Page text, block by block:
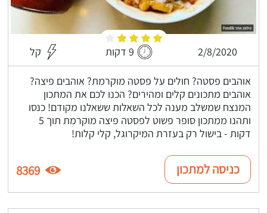
2/8/2020 9 דקות קל
אוהבים פסטה? חולים על פסטה מוקרמת? אוהבים פיצה?
אוהבים מתכונים קלים ומהירים? הכנו לכם את המתכון
המנצח שמשלב מענה לכל השאלות ששאלנו מקודם! כנסו
ותהנו ממתכון סופר פשוט לפסטה פיצה מוקרמת תוך 5
דקות - בישול רק בעזרת המיקרוגל, קלי קלות!
כניסה למתכון 8369